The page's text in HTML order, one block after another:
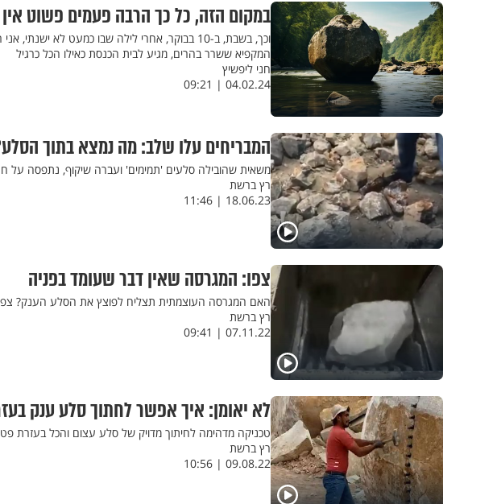
במקום הזה, כל כך הרבה פעמים פשוט
וכך, בשבת, ב-10 בבוקר, אחרי לילה שבו כמעט לא
המקפיא ששרר בהרים, מגיע לבית הכנסת כאילו הכל כרגיל
חני ליפשיץ
04.02.24 | 09:21
המבריחים עלו שלב: מה נמצא בתוך
משאית שהובילה סלעים 'תמימים' ועברה שיקוף, נתפסה על
רץ ברשת
18.06.23 | 11:46
צפו: המגרסה שאין דבר שעומד בפניה
האם המגרסה העוצמתית תצליח לפוצץ את הסלע הענק?
רץ ברשת
07.11.22 | 09:41
לא יאומן: איך אפשר לחתוך סלע ענק
טכניקה מדהימה לחיתוך מדויק של סלע עצום והכל בעזרת
רץ ברשת
09.08.22 | 10:56